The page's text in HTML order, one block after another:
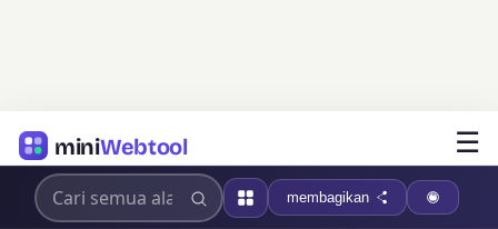
miniWebtool ☰
membagikan